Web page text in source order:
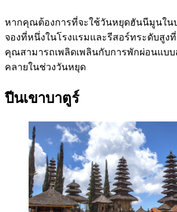
หากคุณต้องการที่จะใช้วันหยุดฮันนีมูนใ
จองที่หนึ่งในโรงแรมและรีสอร์ทระดับสูง
คุณสามารถเพลิดเพลินกับการพักผ่อนแบ
คลายในช่วงวันหยุด
ปีนเขาบาตูร์